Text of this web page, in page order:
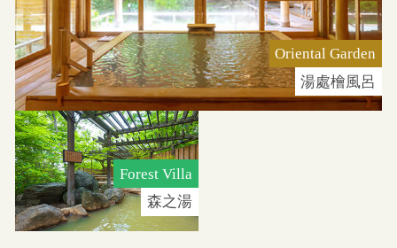
Oriental Garden
湯處檜風呂
Forest Villa
森之湯